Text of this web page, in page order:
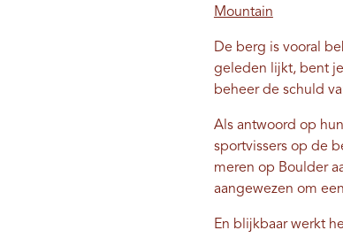
Mountain
De berg is vooral
geleden lijkt, bent
beheer de schuld
Als antwoord op
sportvissers op de
meren op Boulder
aangewezen om
En blijkbaar werkt